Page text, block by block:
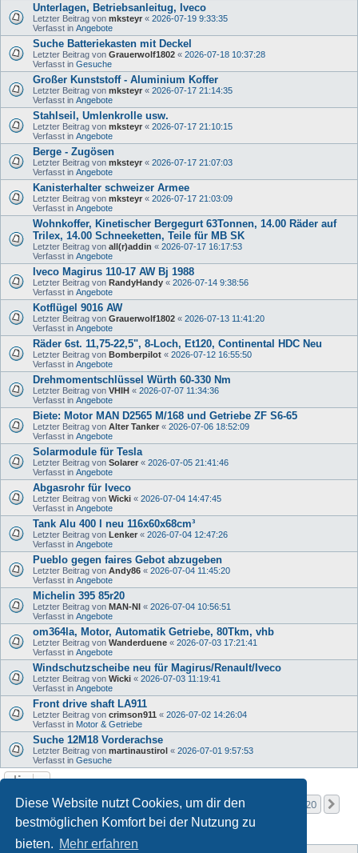
Diese Website nutzt Cookies, um dir den
bestmöglichen Komfort bei der Nutzung zu
bieten. Mehr erfahren
Unterlagen, Betriebsanleitug, Iveco
Letzter Beitrag von mksteyr « 2026-07-19 9:33:35
Verfasst in Angebote
Suche Batteriekasten mit Deckel
Letzter Beitrag von Grauerwolf1802 « 2026-07-18 10:37:28
Verfasst in Gesuche
Großer Kunststoff - Aluminium Koffer
Letzter Beitrag von mksteyr « 2026-07-17 21:14:35
Verfasst in Angebote
Stahlseil, Umlenkrolle usw.
Letzter Beitrag von mksteyr « 2026-07-17 21:10:15
Verfasst in Angebote
Berge - Zugösen
Letzter Beitrag von mksteyr « 2026-07-17 21:07:03
Verfasst in Angebote
Kanisterhalter schweizer Armee
Letzter Beitrag von mksteyr « 2026-07-17 21:03:09
Verfasst in Angebote
Wohnkoffer, Kinetischer Bergegurt 63Tonnen, 14.00 Räder auf
Trilex, 14.00 Schneeketten, Teile für MB SK
Letzter Beitrag von all(r)addin « 2026-07-17 16:17:53
Verfasst in Angebote
Iveco Magirus 110-17 AW Bj 1988
Letzter Beitrag von RandyHandy « 2026-07-14 9:38:56
Verfasst in Angebote
Kotflügel 9016 AW
Letzter Beitrag von Grauerwolf1802 « 2026-07-13 11:41:20
Verfasst in Angebote
Räder 6st. 11,75-22,5", 8-Loch, Et120, Continental HDC Neu
Letzter Beitrag von Bomberpilot « 2026-07-12 16:55:50
Verfasst in Angebote
Drehmomentschlüssel Würth 60-330 Nm
Letzter Beitrag von VHIH « 2026-07-07 11:34:36
Verfasst in Angebote
Biete: Motor MAN D2565 M/168 und Getriebe ZF S6-65
Letzter Beitrag von Alter Tanker « 2026-07-06 18:52:09
Verfasst in Angebote
Solarmodule für Tesla
Letzter Beitrag von Solarer « 2026-07-05 21:41:46
Verfasst in Angebote
Abgasrohr für Iveco
Letzter Beitrag von Wicki « 2026-07-04 14:47:45
Verfasst in Angebote
Tank Alu 400 l neu 116x60x68cm³
Letzter Beitrag von Lenker « 2026-07-04 12:47:26
Verfasst in Angebote
Pueblo gegen faires Gebot abzugeben
Letzter Beitrag von Andy86 « 2026-07-04 11:45:20
Verfasst in Angebote
Michelin 395 85r20
Letzter Beitrag von MAN-NI « 2026-07-04 10:56:51
Verfasst in Angebote
om364la, Motor, Automatik Getriebe, 80Tkm, vhb
Letzter Beitrag von Wanderduene « 2026-07-03 17:21:41
Verfasst in Angebote
Windschutzscheibe neu für Magirus/Renault/Iveco
Letzter Beitrag von Wicki « 2026-07-03 11:19:41
Verfasst in Angebote
Front drive shaft LA911
Letzter Beitrag von crimson911 « 2026-07-02 14:26:04
Verfasst in Motor & Getriebe
Suche 12M18 Vorderachse
Letzter Beitrag von martinaustirol « 2026-07-01 9:57:53
Verfasst in Gesuche
Die Suche ergab mehr als 1000 Treffer Seite1von
1 2 3 20